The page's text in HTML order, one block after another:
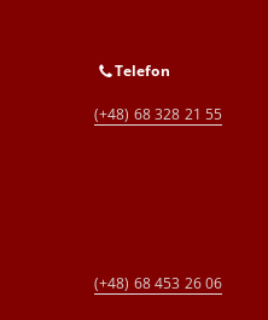
Telefon
(+48) 68 328 21 55
(+48) 68 453 26 06